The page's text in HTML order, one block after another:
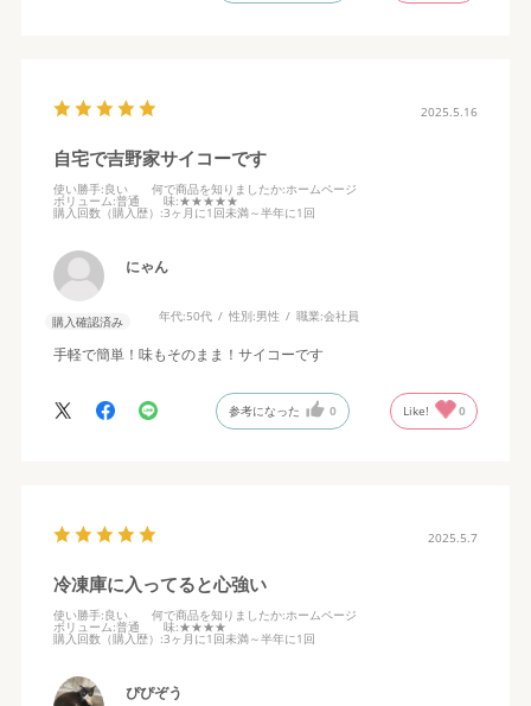
2025.5.16
自宅で吉野家サイコーです
使い勝手:良い 何で商品を知りましたか:ホームページ
ボリューム:普通 味:★★★★★
購入回数（購入歴） :3ヶ月に1回未満～半年に1回
にゃん
購入確認済み 年代:50代 性別:男性 職業:会社員
手軽で簡単！味もそのまま！サイコーです
参考になった 0 Like! 0
2025.5.7
冷凍庫に入ってると心強い
使い勝手:良い 何で商品を知りましたか:ホームページ
ボリューム:普通 味:★★★★
購入回数（購入歴） :3ヶ月に1回未満～半年に1回
ぴぴぞう